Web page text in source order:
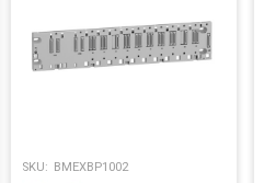
SKU: BMEXBP1002